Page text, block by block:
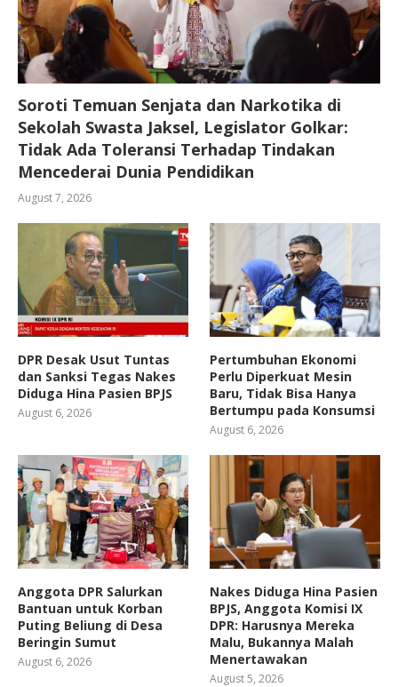
Soroti Temuan Senjata dan Narkotika di
Sekolah Swasta Jaksel, Legislator Golkar:
Tidak Ada Toleransi Terhadap Tindakan
Mencederai Dunia Pendidikan
August 7, 2026
DPR Desak Usut Tuntas
dan Sanksi Tegas Nakes
Diduga Hina Pasien BPJS
August 6, 2026
Pertumbuhan Ekonomi
Perlu Diperkuat Mesin
Baru, Tidak Bisa Hanya
Bertumpu pada Konsumsi
August 6, 2026
Anggota DPR Salurkan
Bantuan untuk Korban
Puting Beliung di Desa
Beringin Sumut
August 6, 2026
Nakes Diduga Hina Pasien
BPJS, Anggota Komisi IX
DPR: Harusnya Mereka
Malu, Bukannya Malah
Menertawakan
August 5, 2026